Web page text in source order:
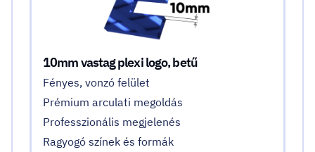
10mm vastag plexi logo, betű
Fényes, vonzó felület
Prémium arculati megoldás
Professzionális megjelenés
Ragyogó színek és formák